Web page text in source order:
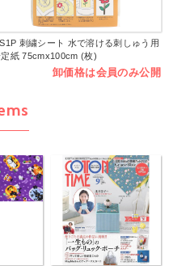
刺繍シート 水で溶ける刺しゅう用
紙 75cmx100cm (枚)
卸価格は会員のみ公開